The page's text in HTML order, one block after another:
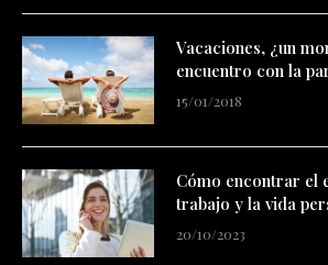
Vacaciones, ¿un
encuentro con la
15/01/2018
Cómo encontrar el
trabajo y la vida
20/10/2023